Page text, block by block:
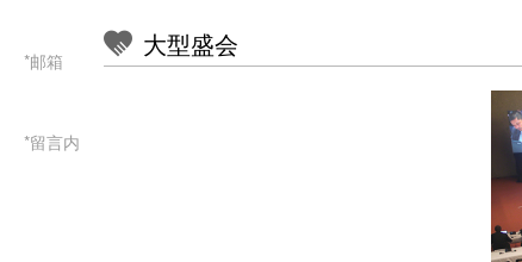
演出无线话筒
分布式音视频应用方案
大型盛会
*邮箱
*留言内容